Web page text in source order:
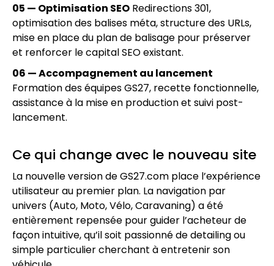
05 — Optimisation SEO Redirections 301,
optimisation des balises méta, structure des URLs,
mise en place du plan de balisage pour préserver
et renforcer le capital SEO existant.
06 — Accompagnement au lancement
Formation des équipes GS27, recette fonctionnelle,
assistance à la mise en production et suivi post-
lancement.
Ce qui change avec le nouveau site
La nouvelle version de GS27.com place l’expérience
utilisateur au premier plan. La navigation par
univers (Auto, Moto, Vélo, Caravaning) a été
entièrement repensée pour guider l’acheteur de
façon intuitive, qu’il soit passionné de detailing ou
simple particulier cherchant à entretenir son